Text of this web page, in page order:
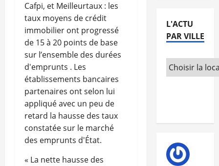
Cafpi, et Meilleurtaux : les
taux moyens de crédit
immobilier ont progressé
de 15 à 20 points de base
sur l’ensemble des durées
d'emprunts . Les
établissements bancaires
partenaires ont selon lui
appliqué avec un peu de
retard la hausse des taux
constatée sur le marché
des emprunts d'État.
« La nette hausse des
L'ACTU
PAR VILLE